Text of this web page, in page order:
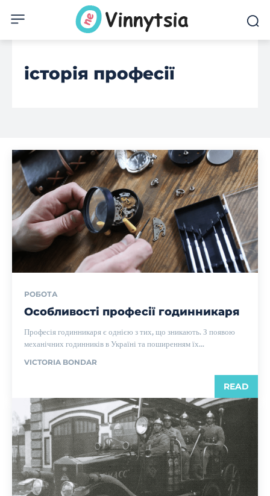
історія професії
РОБОТА
Особливості професії годинникаря
Професія годинникаря є однією з тих, що зникають. З появою
механічних годинників в Україні та поширенням їх...
VICTORIA BONDAR
READ